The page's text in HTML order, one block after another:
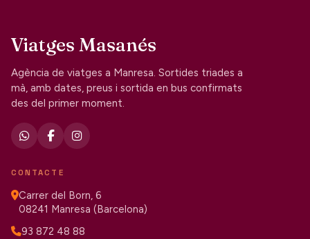
Viatges Masanés
Agència de viatges a Manresa. Sortides triades a
mà, amb dates, preus i sortida en bus confirmats
des del primer moment.
CONTACTE
Carrer del Born, 6
08241 Manresa (Barcelona)
93 872 48 88